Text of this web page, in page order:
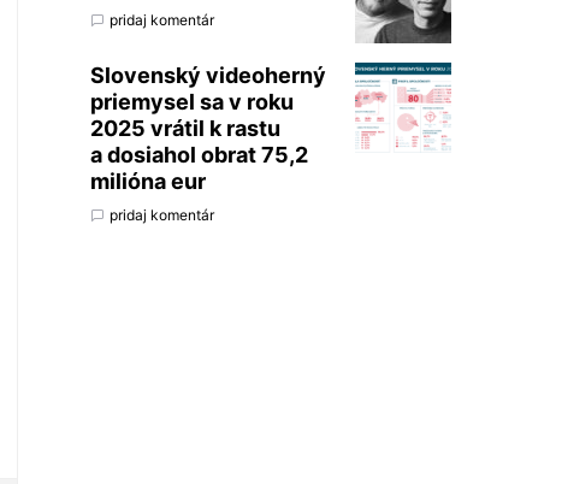
pridaj komentár
Slovenský videoherný
priemysel sa v roku
2025 vrátil k rastu
a dosiahol obrat 75,2
milióna eur
pridaj komentár